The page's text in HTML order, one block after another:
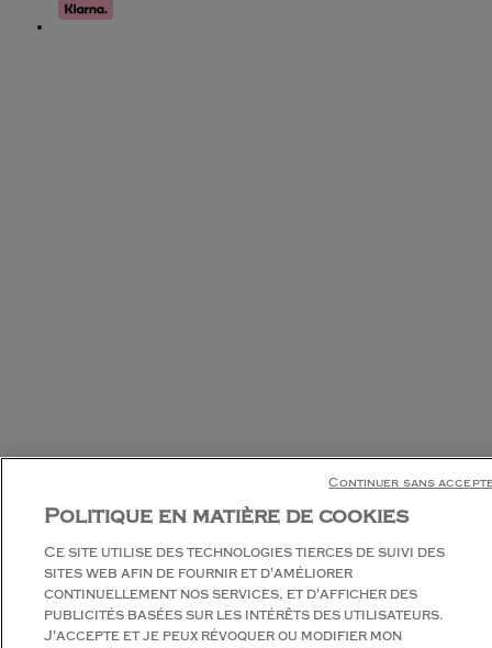
Politique en matière de cookies
Ce site utilise des technologies tierces de suivi des
sites web afin de fournir et d'améliorer
continuellement nos services, et d'afficher des
publicités basées sur les intérêts des utilisateurs.
J'accepte et je peux révoquer ou modifier mon
Continuer sans